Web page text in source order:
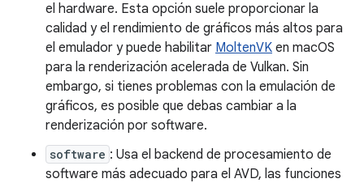
el hardware. Esta opción suele proporcionar la
calidad y el rendimiento de gráficos más altos para
el emulador y puede habilitar MoltenVK en macOS
para la renderización acelerada de Vulkan. Sin
embargo, si tienes problemas con la emulación de
gráficos, es posible que debas cambiar a la
renderización por software.
software : Usa el backend de procesamiento de
software más adecuado para el AVD, las funciones